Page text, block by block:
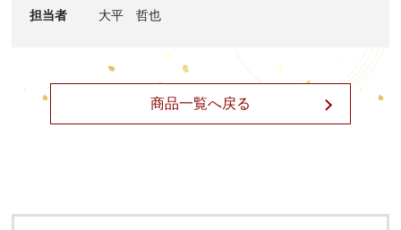
担当者
大平 哲也
商品一覧へ戻る